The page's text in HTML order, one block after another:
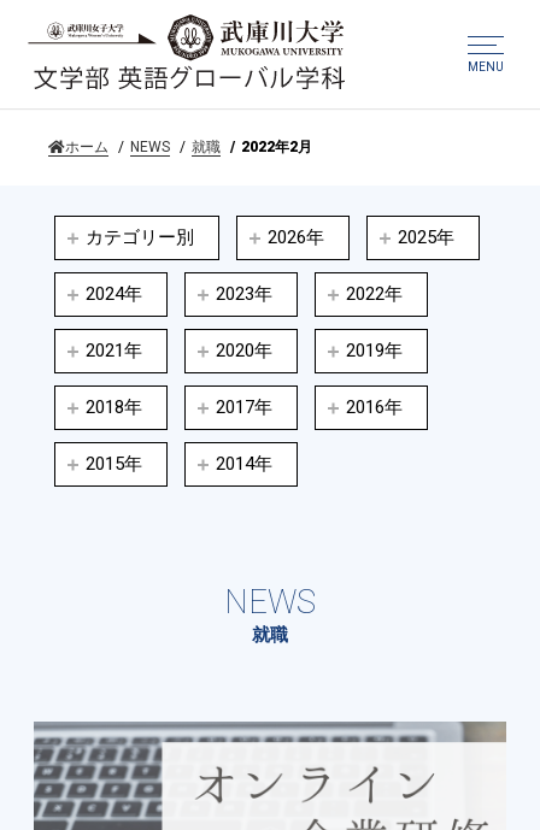
MENU
ホーム NEWS 就職 2022年2月
カテゴリー別 2026年 2025年
2024年 2023年 2022年
2021年 2020年 2019年
2018年 2017年 2016年
2015年 2014年
NEWS
就職